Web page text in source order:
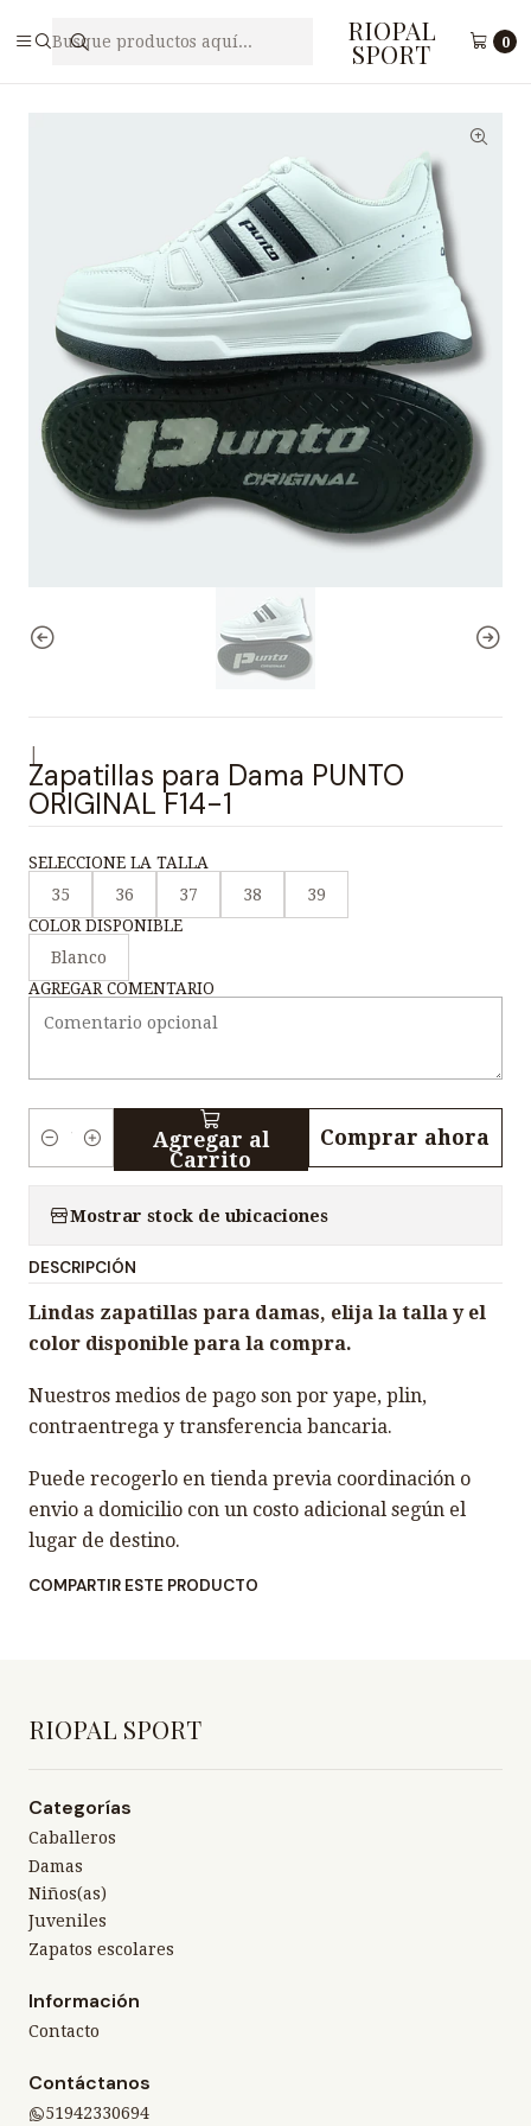
RIOPAL
SPORT 0
Zapatillas para Dama PUNTO ORIGINAL F14-1
Zapatillas para Dama PUNTO
ORIGINAL F14-1
SELECCIONE LA TALLA
35
36 37 38
39
COLOR DISPONIBLE
Blanco
AGREGAR COMENTARIO
i
d
a
Agregar al
Carrito
Comprar ahora
Mostrar stock de ubicaciones
DESCRIPCIÓN
Lindas zapatillas para damas, elija la talla y el
color disponible para la compra.
Nuestros medios de pago son por yape, plin,
contraentrega y transferencia bancaria.
Puede recogerlo en tienda previa coordinación o
envio a domicilio con un costo adicional según el
lugar de destino.
COMPARTIR ESTE PRODUCTO
RIOPAL SPORT
Categorías
Caballeros
Damas
Niños(as)
Juveniles
Zapatos escolares
Información
Contacto
Contáctanos
51942330694